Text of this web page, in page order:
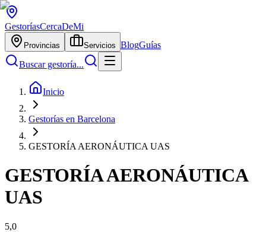
GestoríasCercaDeMi
Provincias Servicios BlogGuías
Buscar gestoría...
Inicio
Gestorías en Barcelona
GESTORÍA AERONÁUTICA UAS
GESTORÍA AERONÁUTICA
UAS
5,0